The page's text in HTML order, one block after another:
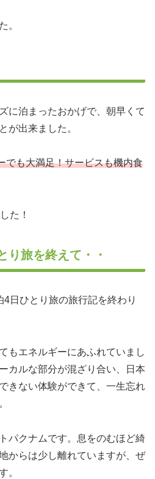
。
に泊まったおかげで、朝早くて
が出来ました。
でも大満足！サービスも機内食
た！
り旅を終えて・・
日ひとり旅の旅行記を終わり
もエネルギーにあふれていまし
カルな部分が混ざり合い、日本
きない体験ができて、一生忘れ
パクナムです。息をのむほど綺
からは少し離れていますが、ぜ
。